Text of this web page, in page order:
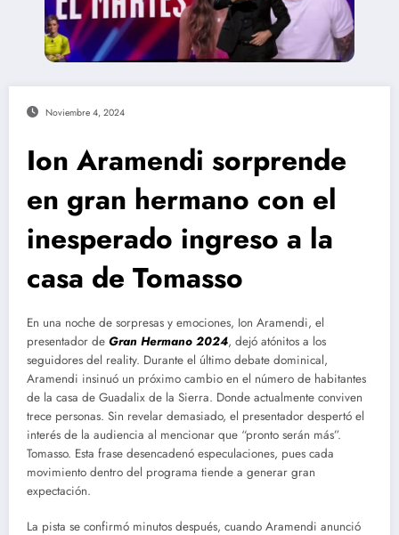
Noviembre 4, 2024
Ion Aramendi sorprende
en gran hermano con el
inesperado ingreso a la
casa de Tomasso
En una noche de sorpresas y emociones, Ion Aramendi, el
presentador de Gran Hermano 2024, dejó atónitos a los
seguidores del reality. Durante el último debate dominical,
Aramendi insinuó un próximo cambio en el número de habitantes
de la casa de Guadalix de la Sierra. Donde actualmente conviven
trece personas. Sin revelar demasiado, el presentador despertó el
interés de la audiencia al mencionar que “pronto serán más”.
Tomasso. Esta frase desencadenó especulaciones, pues cada
movimiento dentro del programa tiende a generar gran
expectación.
La pista se confirmó minutos después, cuando Aramendi anunció